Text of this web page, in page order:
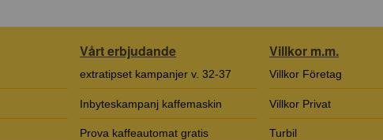
Vårt erbjudande
extratipset kampanjer v. 32-37
Inbyteskampanj kaffemaskin
Prova kaffeautomat gratis
Villkor m.m.
Villkor Företag
Villkor Privat
Turbil